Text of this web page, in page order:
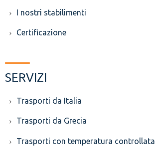
I nostri stabilimenti
Certificazione
SERVIZI
Trasporti da Italia
Trasporti da Grecia
Trasporti con temperatura controllata